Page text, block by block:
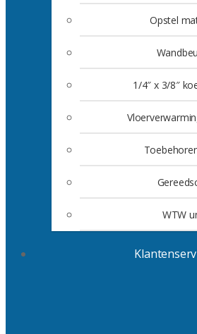
Opstel
1/4″ x 3/8″
WTW